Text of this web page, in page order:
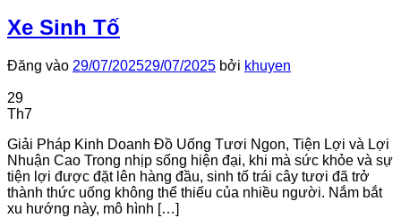
Xe Sinh Tố
Đăng vào 29/07/202529/07/2025 bởi khuyen
29
Th7
Giải Pháp Kinh Doanh Đồ Uống Tươi Ngon, Tiện Lợi và Lợi
Nhuận Cao Trong nhịp sống hiện đại, khi mà sức khỏe và sự
tiện lợi được đặt lên hàng đầu, sinh tố trái cây tươi đã trở
thành thức uống không thể thiếu của nhiều người. Nắm bắt
xu hướng này, mô hình […]